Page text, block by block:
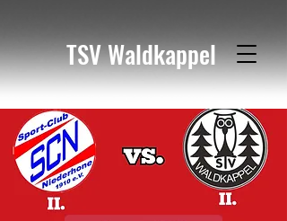
TSV Waldkappel